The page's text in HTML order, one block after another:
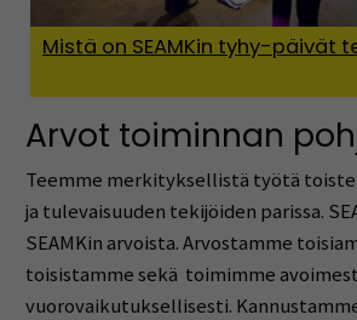
Mistä on SEAMKin tyhy-päivät
Arvot toiminnan
Teemme merkityksellistä työtä
ja tulevaisuuden tekijöiden parissa.
SEAMKin arvoista. Arvostamme
toisistamme sekä toimimme
vuorovaikutuksellisesti.